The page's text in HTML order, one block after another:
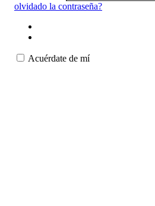
olvidado la contraseña?
Acuérdate de mí